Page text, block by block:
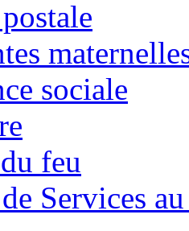
sociale
feu
Services